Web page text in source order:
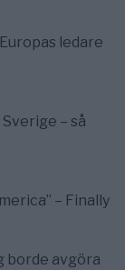
ledare
– så
– Finally
borde avgöra